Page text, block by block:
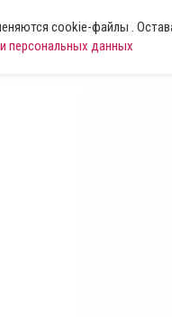
cookie-файлы .
персональных данных